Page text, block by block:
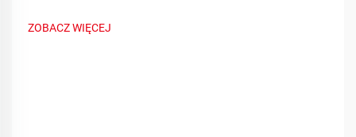
ZOBACZ WIĘCEJ